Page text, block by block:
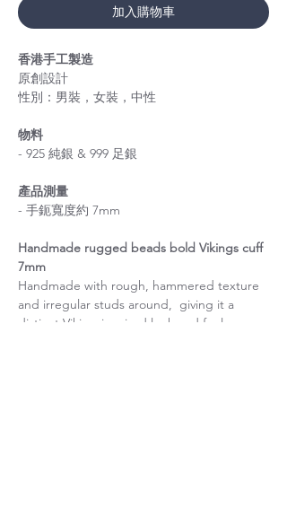
加入購物車
香港手工製造
原創設計
性別：男裝，女裝，中性
物料
- 925 純銀 & 999 足銀
產品測量
- 手鈪寬度約 7mm
Handmade rugged beads bold Vikings cuff
7mm
Handmade with rough, hammered texture
and irregular studs around, giving it a
distinct Viking-inspired look and feel.